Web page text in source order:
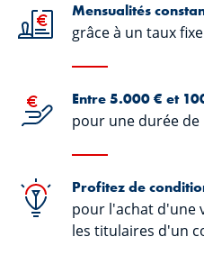
Mensualités
grâce à un taux
Entre 5.000 € et
pour une durée de
Profitez de
pour l'achat d'une
les titulaires d'un